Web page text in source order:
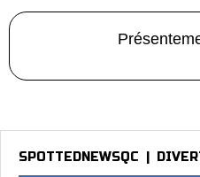
SPOTTEDNEWSQC